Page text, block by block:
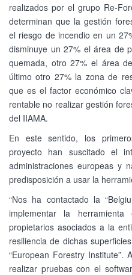
realizados por el grupo Re-
determinan que la gestión
el riesgo de incendio en un
disminuye un 27% el área de
quemada, otro 27% el área
último otro 27% la zona de
que es el factor económico
rentable no realizar gestión
del IIAMA.
En este sentido, los
proyecto han suscitado el
administraciones europeas y
predisposición a usar la
“Nos ha contactado la
implementar la
propietarios asociados a la
resiliencia de dichas
“European Forestry
realizar pruebas con el